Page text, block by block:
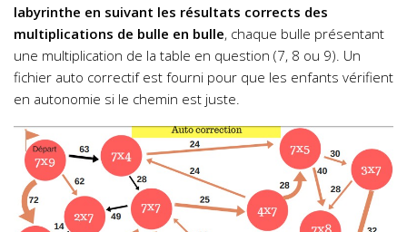
labyrinthe en suivant les résultats corrects des
multiplications de bulle en bulle, chaque bulle présentant
une multiplication de la table en question (7, 8 ou 9). Un
fichier auto correctif est fourni pour que les enfants vérifient
en autonomie si le chemin est juste.